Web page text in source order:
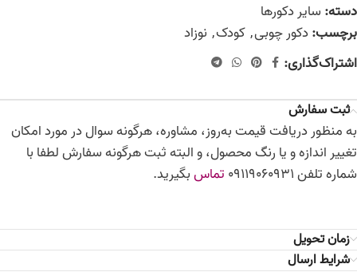
دسته:سایر دکورها
برچسب:دکور چوبی, کودک, نوزاد
اشتراک‌گذاری:
ثبت سفارش
به منظور دریافت قیمت به‌روز، مشاوره، هرگونه سوال در مورد امکان
تغییر اندازه و یا رنگ محصول، و البته ثبت هرگونه سفارش لطفا با
شماره تلفن 09119060931
تماسبگیرید.
زمان تحویل
شرایط ارسال